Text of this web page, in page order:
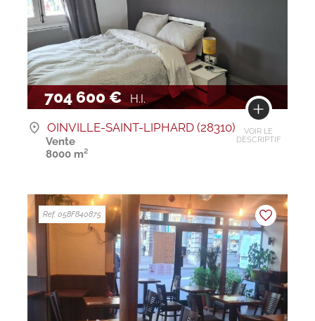
704 600 € H.I.
VOIR LE
DESCRIPTIF
OINVILLE-SAINT-LIPHARD (28310)
Vente
8000 m²
Ref. 058F840875